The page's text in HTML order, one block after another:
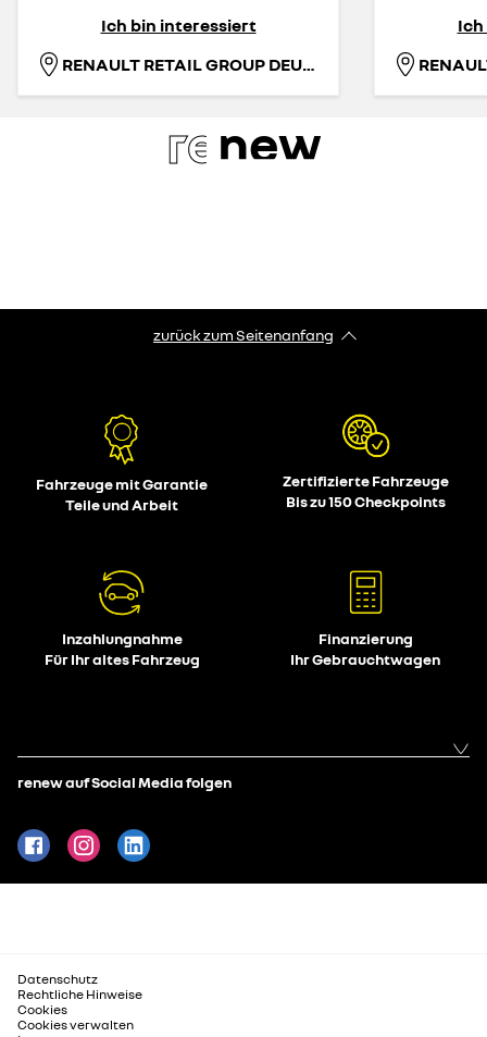
Ich bin interessiert
RENAULT RETAIL GROUP DEUTSCHLAND GMBH
re new
zurück zum Seitenanfang
Fahrzeuge mit Garantie
Teile und Arbeit
Zertifizierte Fahrzeuge
Bis zu 150 Checkpoints
Inzahlungnahme
Für Ihr altes Fahrzeug
Finanzierung
Ihr Gebrauchtwagen
renew auf Social Media folgen
Datenschutz
Rechtliche Hinweise
Cookies
Cookies verwalten